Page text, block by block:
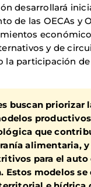
desarrollará
de las OECAs y
y de
la participación
buscan priorizar
que
alimentaria,
para el auto
Estos modelos se